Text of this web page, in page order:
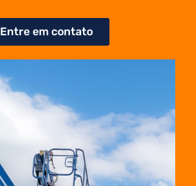
Entre em contato